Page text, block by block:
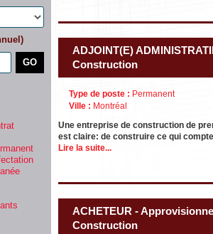
ADJOINT(E)
Construction
Type de poste : Permanent
Ville : Montréal
Une entreprise de construction de
est claire: de construire ce qui
Lire la suite...
ACHETEUR -
Construction